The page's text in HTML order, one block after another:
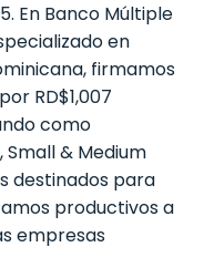
En Banco Múltiple
en
firmamos
RD$1,007
como
& Medium
destinados para
productivos a
empresas